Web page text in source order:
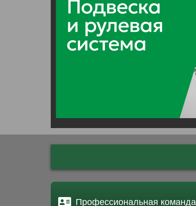
Профессиональная команда